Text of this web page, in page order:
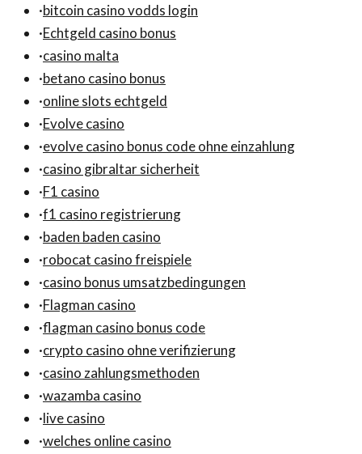
·bitcoin casino vodds login
·Echtgeld casino bonus
·casino malta
·betano casino bonus
·online slots echtgeld
·Evolve casino
·evolve casino bonus code ohne einzahlung
·casino gibraltar sicherheit
·F1 casino
·f1 casino registrierung
·baden baden casino
·robocat casino freispiele
·casino bonus umsatzbedingungen
·Flagman casino
·flagman casino bonus code
·crypto casino ohne verifizierung
·casino zahlungsmethoden
·wazamba casino
·live casino
·welches online casino